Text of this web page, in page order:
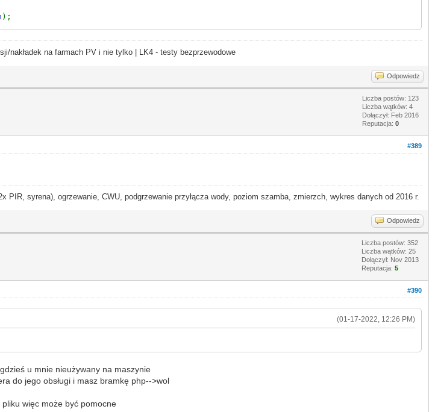
);
nakładek na farmach PV i nie tylko | LK4 - testy bezprzewodowe
Odpowiedz
Liczba postów: 123
Liczba wątków: 4
Dołączył: Feb 2016
Reputacja: 0
#389
PIR, syrena), ogrzewanie, CWU, podgrzewanie przyłącza wody, poziom szamba, zmierzch, wykres danych od 2016 r.
Odpowiedz
Liczba postów: 352
Liczba wątków: 25
Dołączył: Nov 2013
Reputacja: 5
#390
(01-17-2022, 12:26 PM)
u mnie nieużywany na maszynie
do jego obsługi i masz bramkę php-->wol
pliku więc może być pomocne